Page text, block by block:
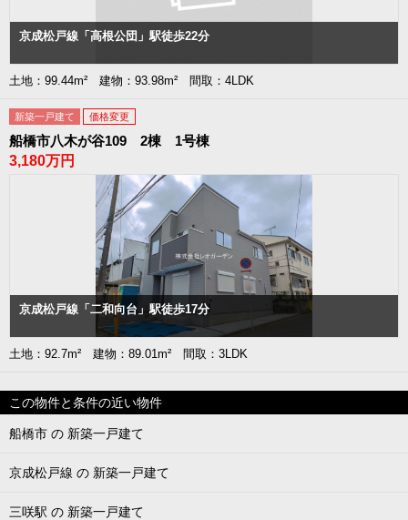
京成松戸線「高根公団」駅徒歩22分
土地：99.44m² 建物：93.98m² 間取：4LDK
新築一戸建て 価格変更
船橋市八木が谷109 2棟 1号棟
3,180万円
京成松戸線「二和向台」駅徒歩17分
土地：92.7m² 建物：89.01m² 間取：3LDK
この物件と条件の近い物件
船橋市 の 新築一戸建て
京成松戸線 の 新築一戸建て
三咲駅 の 新築一戸建て